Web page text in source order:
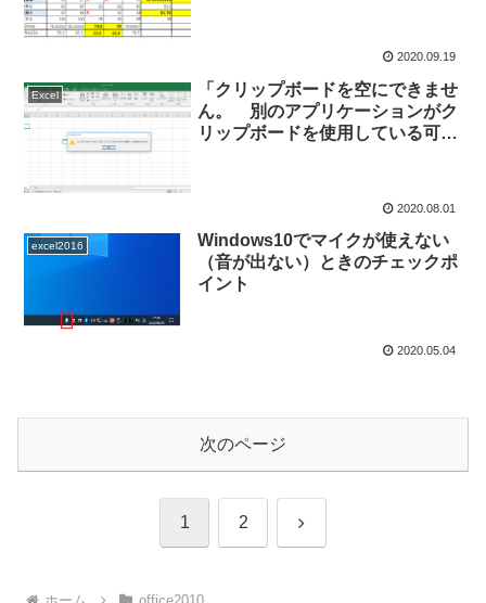
2020.09.19
Excel
「クリップボードを空にできませ
ん。 別のアプリケーションがク
リップボードを使用している可能
2020.08.01
excel2016
Windows10でマイクが使えない
（音が出ない）ときのチェックポ
イント
2020.05.04
次のページ
1 2 次